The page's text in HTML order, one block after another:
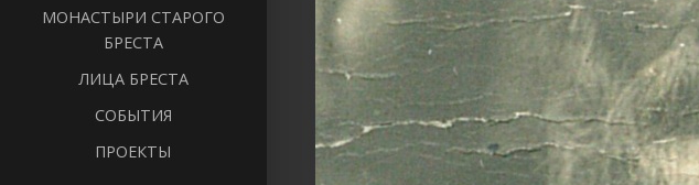
МОНАСТЫРИ СТАРОГО
БРЕСТА
ЛИЦА БРЕСТА
СОБЫТИЯ
ПРОЕКТЫ